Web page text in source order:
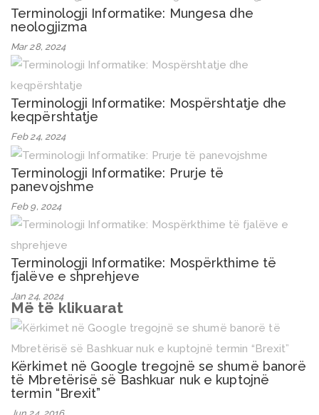
Terminologji Informatike: Mungesa dhe
neologjizma
Mar 28, 2024
Terminologji Informatike: Mospërshtatje dhe
keqpërshtatje
Feb 24, 2024
Terminologji Informatike: Prurje të
panevojshme
Feb 9, 2024
Terminologji Informatike: Mospërkthime të
fjalëve e shprehjeve
Jan 24, 2024
Më të klikuarat
Kërkimet në Google tregojnë se shumë banorë
të Mbretërisë së Bashkuar nuk e kuptojnë
termin “Brexit”